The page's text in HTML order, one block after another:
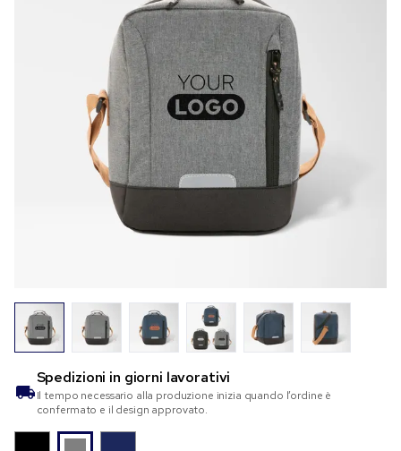
Spedizioni in giorni lavorativi
Il tempo necessario alla produzione inizia quando l’ordine è
confermato e il design approvato.